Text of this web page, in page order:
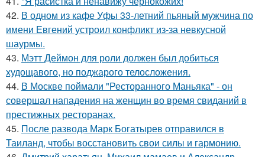
42. В одном из кафе Уфы 33-летний пьяный мужчина по
имени Евгений устроил конфликт из-за невкусной
шаурмы.
43. Мэтт Деймон для роли должен был добиться
худощавого, но поджарого телосложения.
44. В Москве поймали "Ресторанного Маньяка" - он
совершал нападения на женщин во время свиданий в
престижных ресторанах.
45. После развода Марк Богатырев отправился в
Таиланд, чтобы восстановить свои силы и гармонию.